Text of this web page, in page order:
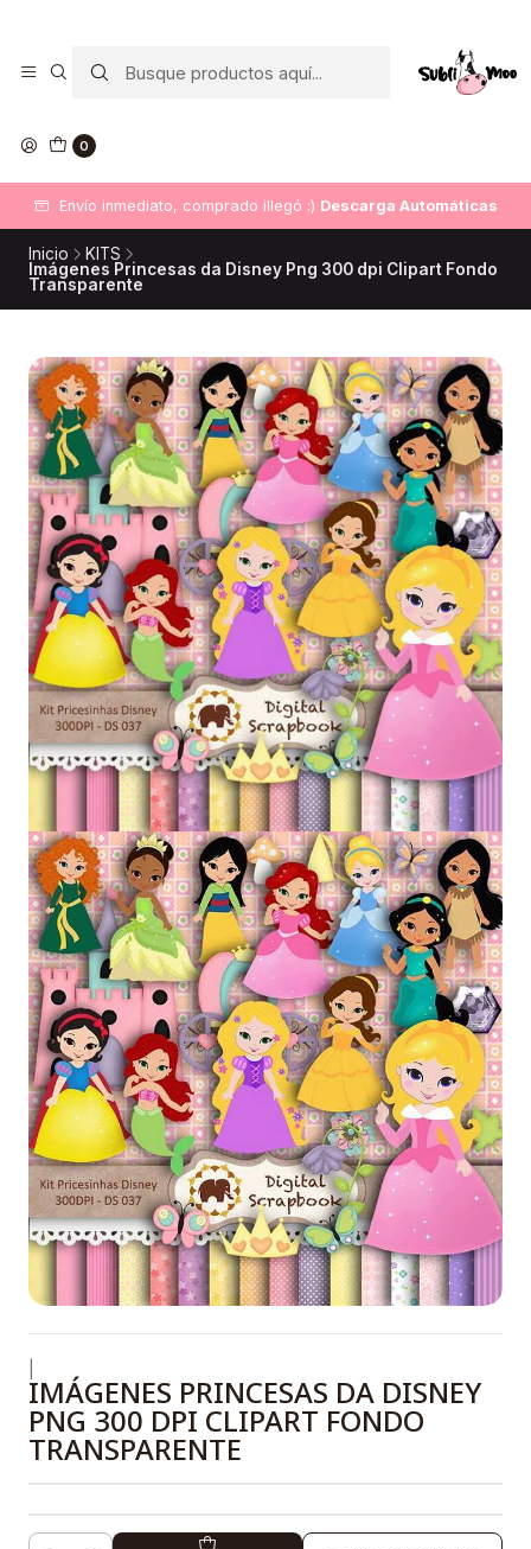
0
Envío inmediato, comprado illegó :) Descarga Automáticas
Inicio
KITS
Imágenes Princesas da Disney Png 300 dpi Clipart Fondo
Transparente
IMÁGENES PRINCESAS DA DISNEY
PNG 300 DPI CLIPART FONDO
TRANSPARENTE